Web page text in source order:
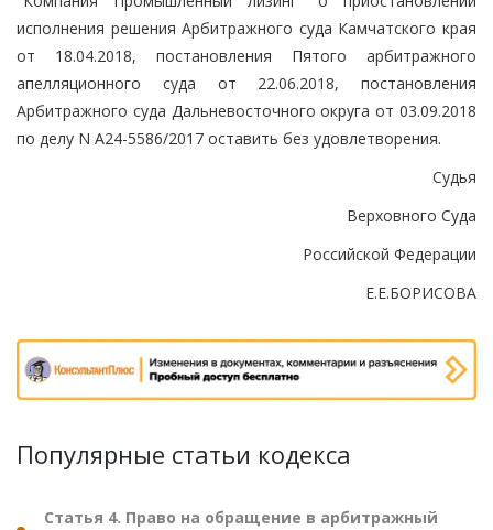
исполнения решения Арбитражного суда Камчатского края
от 18.04.2018, постановления Пятого арбитражного
апелляционного суда от 22.06.2018, постановления
Арбитражного суда Дальневосточного округа от 03.09.2018
по делу N А24-5586/2017 оставить без удовлетворения.
Судья
Верховного Суда
Российской Федерации
Е.Е.БОРИСОВА
Популярные статьи кодекса
Статья 4. Право на обращение в арбитражный